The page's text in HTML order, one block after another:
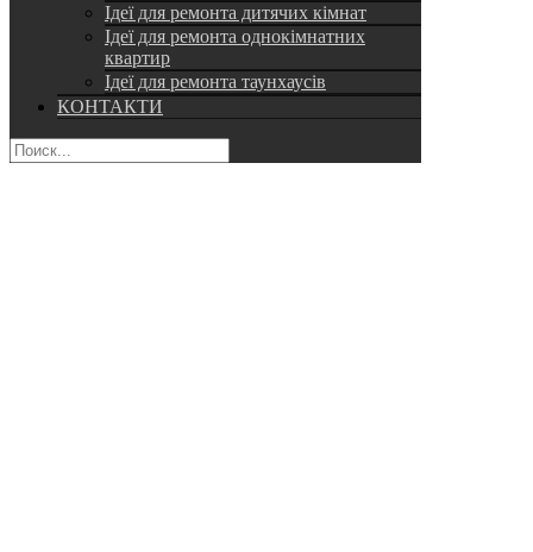
Ідеї для ремонта дитячих кімнат
Ідеї для ремонта однокімнатних
квартир
Ідеї для ремонта таунхаусів
КОНТАКТИ